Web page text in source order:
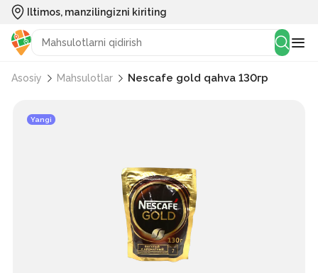
Iltimos, manzilingizni kiriting
Asosiy Mahsulotlar Nescafe gold qahva 130гр
Yangi